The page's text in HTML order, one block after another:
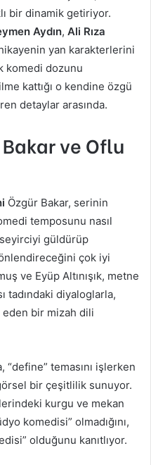
bir dinamik getiriyor.
Aydın, Ali Rıza
yan karakterlerini
komedi dozunu
kattığı o kendine özgü
detaylar arasında.
ve Oflu
Özgür Bakar, serinin
temposunu nasıl
seyirciyi güldürüp
çok iyi
ve Eyüp Altınışık, metne
tadındaki diyaloglarla,
bir mizah dili
“define” temasını işlerken
bir çeşitlilik sunuyor.
kurgu ve mekan
komedisi” olmadığını,
olduğunu kanıtlıyor.